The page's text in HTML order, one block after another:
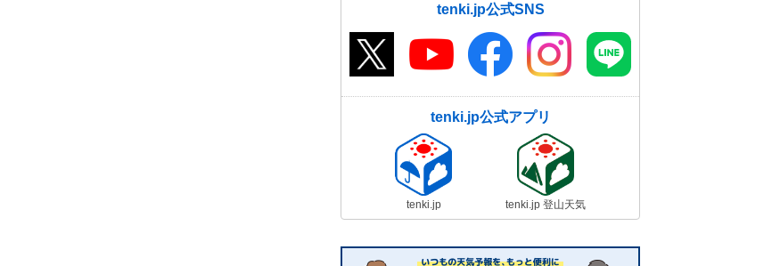
tenki.jp公式SNS
tenki.jp公式アプリ
tenki.jp tenki.jp 登山天気